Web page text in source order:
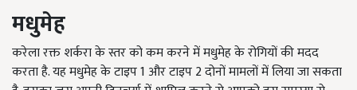
मधुमेह
करेला रक्त शर्करा के स्तर को कम करने में मधुमेह के रोगियों की मदद
करता है. यह मधुमेह के टाइप 1 और टाइप 2 दोनों मामलों में लिया जा सकता